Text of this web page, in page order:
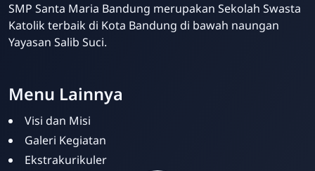
Kris Analia
SMP Santa Maria Bandung merupakan Sekolah Swasta
Katolik terbaik di Kota Bandung di bawah naungan
Yayasan Salib Suci.
Menu Lainnya
Visi dan Misi
Galeri Kegiatan
Ekstrakurikuler